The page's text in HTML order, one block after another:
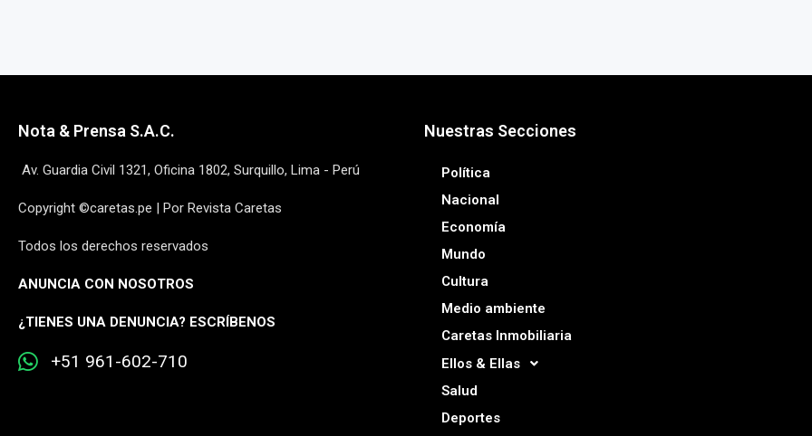
Nota & Prensa S.A.C.
Av. Guardia Civil 1321, Oficina 1802, Surquillo, Lima - Perú
Copyright ©caretas.pe | Por Revista Caretas
Todos los derechos reservados
ANUNCIA CON NOSOTROS
¿TIENES UNA DENUNCIA? ESCRÍBENOS
+51 961-602-710
Nuestras Secciones
Política
Nacional
Economía
Mundo
Cultura
Medio ambiente
Caretas Inmobiliaria
Ellos & Ellas
Salud
Deportes